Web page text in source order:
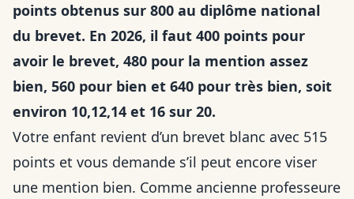
points obtenus sur 800 au diplôme national
du brevet. En 2026, il faut 400 points pour
avoir le brevet, 480 pour la mention assez
bien, 560 pour bien et 640 pour très bien, soit
environ 10,12,14 et 16 sur 20.
Votre enfant revient d’un brevet blanc avec 515
points et vous demande s’il peut encore viser
une mention bien. Comme ancienne professeure